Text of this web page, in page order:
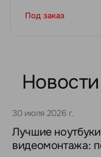
Под заказ
Новости
30 июля 2026 г.
Лучшие
видеомонтажа: